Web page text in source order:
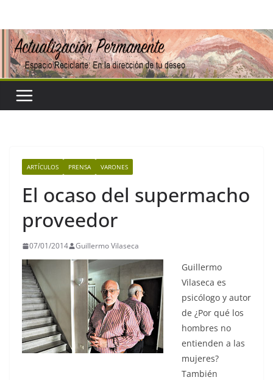
contenido
ARTÍCULOS PRENSA VARONES
El ocaso del supermacho
proveedor
07/01/2014 Guillermo Vilaseca
Guillermo
Vilaseca es
psicólogo y autor
de ¿Por qué los
hombres no
entienden a las
mujeres?
También